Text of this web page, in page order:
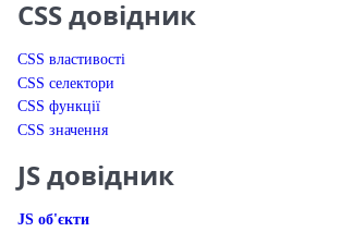
CSS довідник
CSS властивості
CSS селектори
CSS функції
CSS значення
JS довідник
JS об'єкти